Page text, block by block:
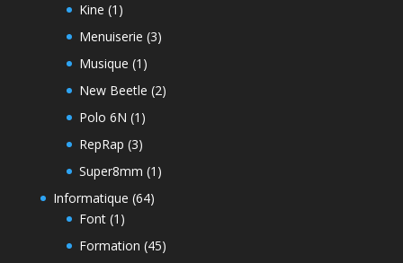
Kine (1)
Menuiserie (3)
Musique (1)
New Beetle (2)
Polo 6N (1)
RepRap (3)
Super8mm (1)
Informatique (64)
Font(1)
Formation (45)